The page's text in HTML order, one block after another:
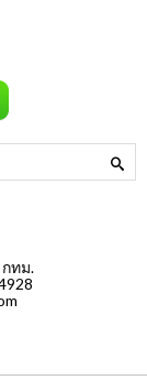
ทม.